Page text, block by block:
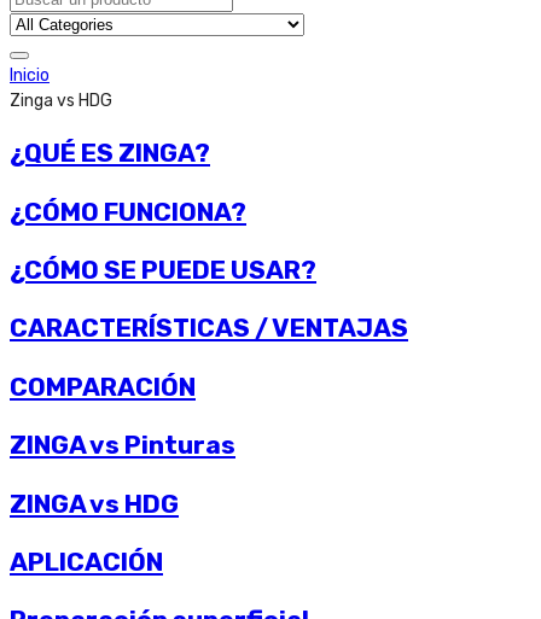
Inicio
Zinga vs HDG
¿QUÉ ES ZINGA?
¿CÓMO FUNCIONA?
¿CÓMO SE PUEDE USAR?
CARACTERÍSTICAS / VENTAJAS
COMPARACIÓN
ZINGA vs Pinturas
ZINGA vs HDG
APLICACIÓN